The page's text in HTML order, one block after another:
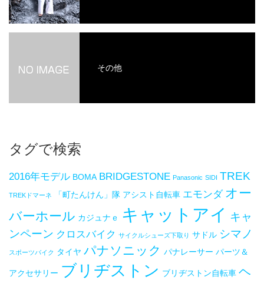
その他
タグで検索
2016年モデル BOMA BRIDGESTONE Panasonic SIDI TREK
TREKドマーネ 「町たんけん」隊 アシスト自転車 エモンダ オー
バーホール カジュナｅ キャットアイ キャ
ンペーン クロスバイク サイクルシューズ下取り サドル シマノ
スポーツバイク タイヤ パナソニック パナレーサー パーツ＆
アクセサリー ブリヂストン ブリヂストン自転車 ヘ